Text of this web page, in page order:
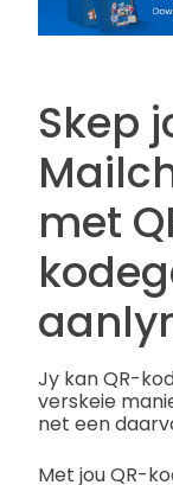
Skep
met
Jy kan QR-
verskeie
net een
Met jou QR-